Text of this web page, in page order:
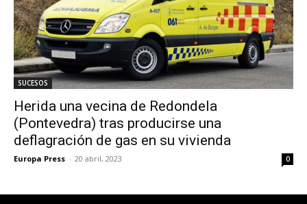
SUCESOS
Herida una vecina de Redondela
(Pontevedra) tras producirse una
deflagración de gas en su vivienda
Europa Press - 20 abril, 2023 0